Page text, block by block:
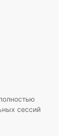
сессий